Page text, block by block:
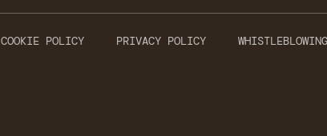
COOKIE POLICY PRIVACY POLICY WHISTLEBLOWING